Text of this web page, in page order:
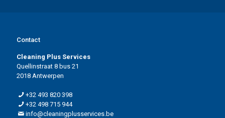
Contact
Cleaning Plus Services
Quellinstraat 8 bus 21
2018 Antwerpen
+32 493 820 398
+32 498 715 944
info@cleaningplusservices.be